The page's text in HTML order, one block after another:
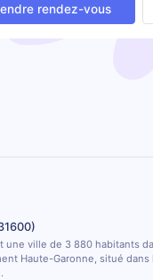
rendez-vous
une ville de 3 880 habitants
Haute-Garonne, situé dans